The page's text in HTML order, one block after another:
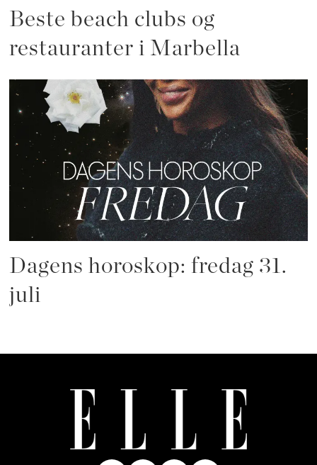
Beste beach clubs og
restauranter i Marbella
Dagens horoskop: fredag 31.
juli